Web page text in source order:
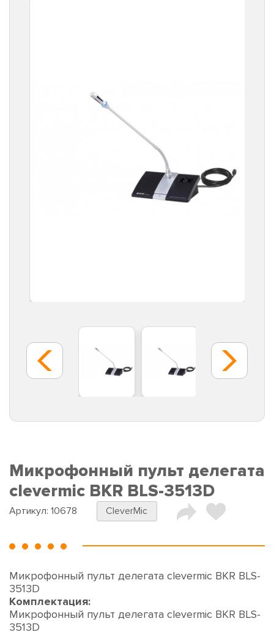
Микрофонный пульт делегата
clevermic BKR BLS-3513D
Артикул: 10678 CleverMic
Микрофонный пульт делегата clevermic BKR BLS-
3513D
Комплектация:
Микрофонный пульт делегата clevermic BKR BLS-
3513D